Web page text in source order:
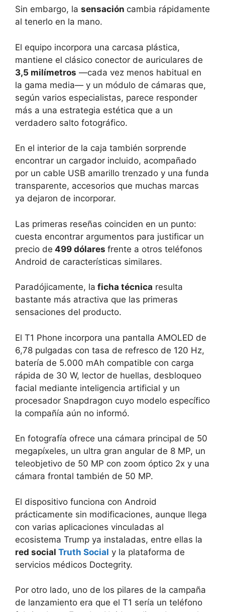
Sin embargo, la sensación cambia rápidamente
al tenerlo en la mano.
El equipo incorpora una carcasa plástica,
mantiene el clásico conector de auriculares de
3,5 milímetros —cada vez menos habitual en
la gama media— y un módulo de cámaras que,
según varios especialistas, parece responder
más a una estrategia estética que a un
verdadero salto fotográfico.
En el interior de la caja también sorprende
encontrar un cargador incluido, acompañado
por un cable USB amarillo trenzado y una funda
transparente, accesorios que muchas marcas
ya dejaron de incorporar.
Las primeras reseñas coinciden en un punto:
cuesta encontrar argumentos para justificar un
precio de 499 dólares frente a otros teléfonos
Android de características similares.
Paradójicamente, la ficha técnica resulta
bastante más atractiva que las primeras
sensaciones del producto.
El T1 Phone incorpora una pantalla AMOLED de
6,78 pulgadas con tasa de refresco de 120 Hz,
batería de 5.000 mAh compatible con carga
rápida de 30 W, lector de huellas, desbloqueo
facial mediante inteligencia artificial y un
procesador Snapdragon cuyo modelo específico
la compañía aún no informó.
En fotografía ofrece una cámara principal de 50
megapíxeles, un ultra gran angular de 8 MP, un
teleobjetivo de 50 MP con zoom óptico 2x y una
cámara frontal también de 50 MP.
El dispositivo funciona con Android
prácticamente sin modificaciones, aunque llega
con varias aplicaciones vinculadas al
ecosistema Trump ya instaladas, entre ellas la
red social Truth Social y la plataforma de
servicios médicos Doctegrity.
Por otro lado, uno de los pilares de la campaña
de lanzamiento era que el T1 sería un teléfono